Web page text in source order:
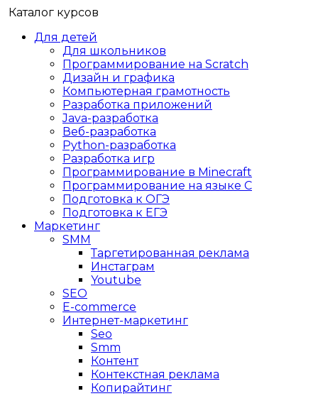
Каталог курсов
Для детей
Для школьников
Программирование на Scratch
Дизайн и графика
Компьютерная грамотность
Разработка приложений
Java-разработка
Веб-разработка
Python-разработка
Разработка игр
Программирование в Minecraft
Программирование на языке C
Подготовка к ОГЭ
Подготовка к ЕГЭ
Маркетинг
SMM
Таргетированная реклама
Инстаграм
Youtube
SEO
E-сommerce
Интернет-маркетинг
Seo
Smm
Контент
Контекстная реклама
Копирайтинг